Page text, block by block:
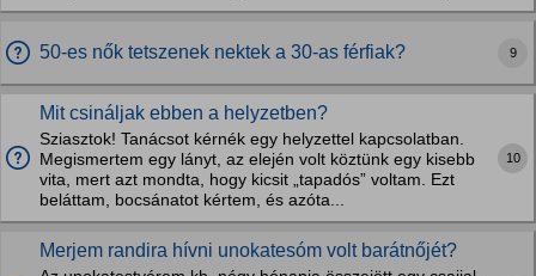
50-es nők tetszenek nektek a 30-as férfiak? 9
Mit csináljak ebben a helyzetben?
Sziasztok! Tanácsot kérnék egy helyzettel kapcsolatban.
Megismertem egy lányt, az elején volt köztünk egy kisebb
vita, mert azt mondta, hogy kicsit „tapadós” voltam. Ezt
beláttam, bocsánatot kértem, és azóta...
10
Merjem randira hívni unokatesóm volt barátnőjét?